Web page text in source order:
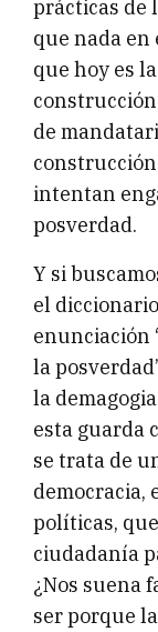
prácticas de
que nada en
que hoy es
de
intentan
posverdad.
Y si
el
enunciación
la
la
esta guarda
se trata de
democracia,
políticas,
ciudadanía
¿Nos suena
ser porque